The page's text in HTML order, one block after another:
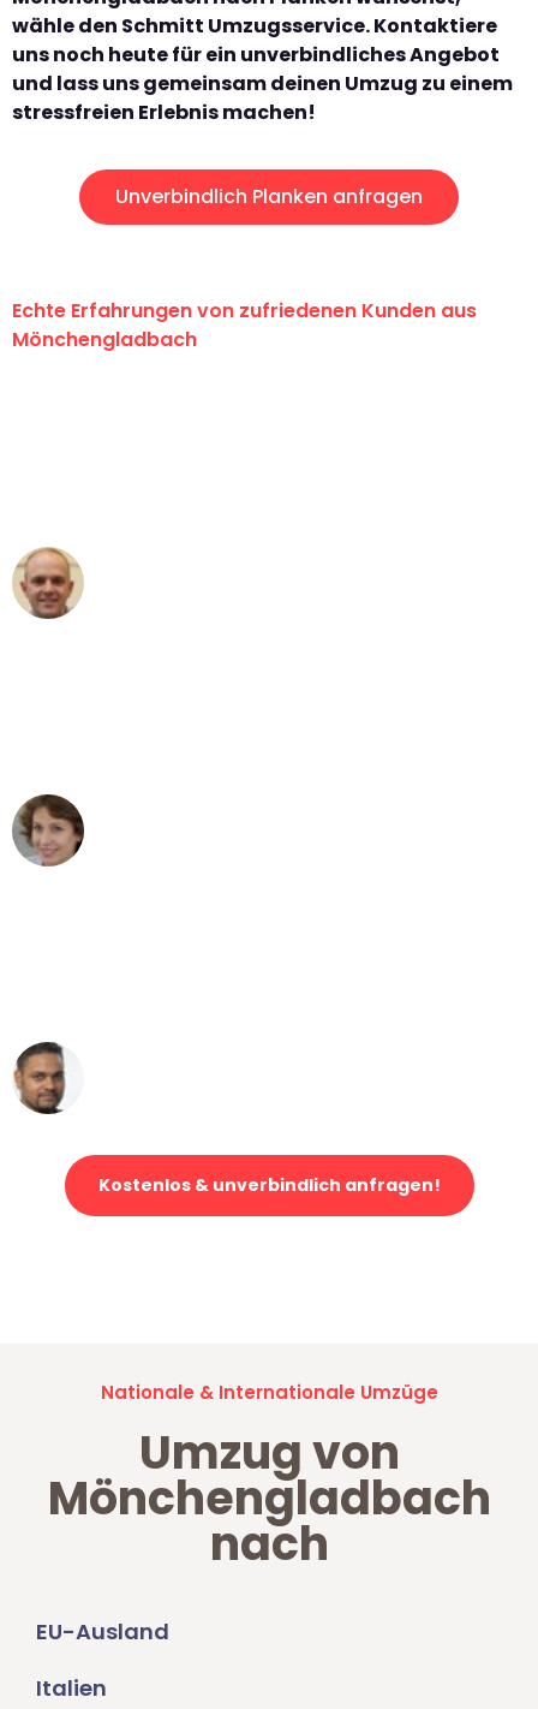
wähle den Schmitt Umzugsservice. Kontaktiere
uns noch heute für ein unverbindliches Angebot
und lass uns gemeinsam deinen Umzug zu einem
stressfreien Erlebnis machen!
Unverbindlich Planken anfragen
Echte Erfahrungen von zufriedenen Kunden aus
Mönchengladbach
Kostenlos & unverbindlich anfragen!
Nationale & Internationale Umzüge
Umzug von
Mönchengladbach
nach
EU-Ausland
Italien